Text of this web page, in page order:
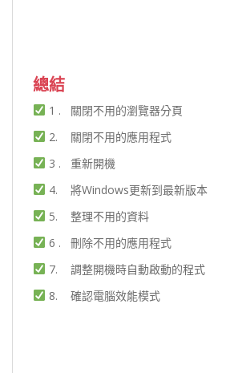
總結
1 . 關閉不用的瀏覽器分頁
2. 關閉不用的應用程式
3 . 重新開機
4. 將Windows更新到最新版本
5. 整理不用的資料
6 . 刪除不用的應用程式
7. 調整開機時自動啟動的程式
8. 確認電腦效能模式